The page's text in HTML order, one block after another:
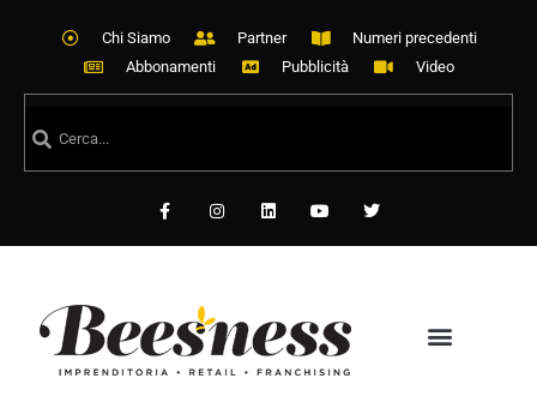
Chi Siamo Partner
Numeri precedenti
Abbonamenti
Pubblicità Video